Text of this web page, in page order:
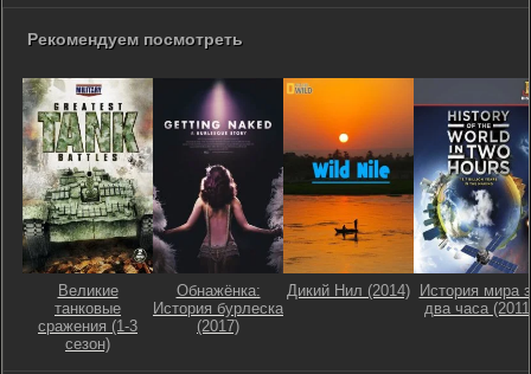
Рекомендуем посмотреть
Великие
танковые
сражения (1-3
сезон)
Обнажёнка:
История бурлеска
(2017)
Дикий Нил (2014)
История мира
два часа